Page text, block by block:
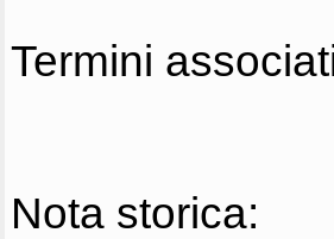
Termini
Nota storica: